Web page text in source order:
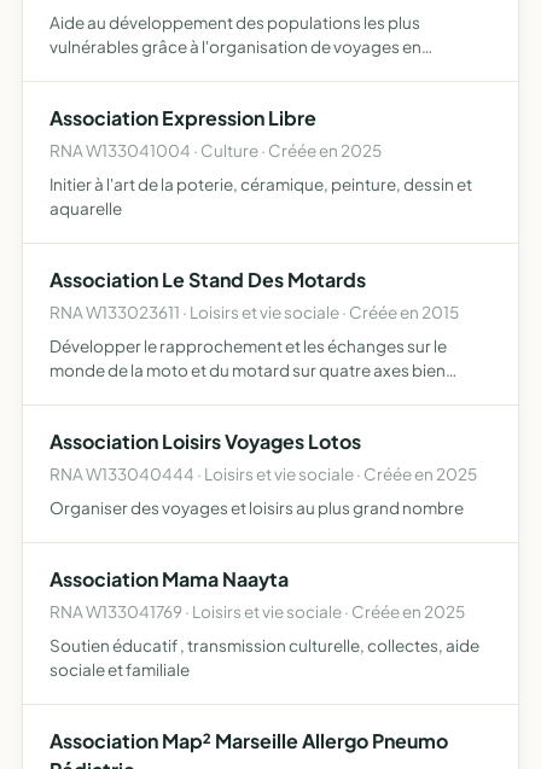
Aide au développement des populations les plus
vulnérables grâce à l'organisation de voyages en
Association Expression Libre
RNA W133041004 · Culture · Créée en 2025
Initier à l'art de la poterie, céramique, peinture, dessin et
aquarelle
Association Le Stand Des Motards
RNA W133023611 · Loisirs et vie sociale · Créée en 2015
Développer le rapprochement et les échanges sur le
monde de la moto et du motard sur quatre axes bien
organisation de r…
Association Loisirs Voyages Lotos
RNA W133040444 · Loisirs et vie sociale · Créée en 2025
Organiser des voyages et loisirs au plus grand nombre
Association Mama Naayta
RNA W133041769 · Loisirs et vie sociale · Créée en 2025
Soutien éducatif , transmission culturelle, collectes, aide
sociale et familiale
Association Map² Marseille Allergo Pneumo